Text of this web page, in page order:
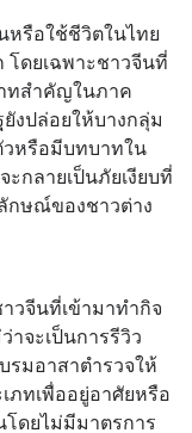
หรือใช้ชีวิตในไทย
ดยเฉพาะชาวจีนที่
ทสำคัญในภาค
งปล่อยให้บางกลุ่ม
หรือมีบทบาทใน
กลายเป็นภัยเงียบที่
กษณ์ของชาวต่าง
วจีนที่เข้ามาทำกิจ
จะเป็นการรีวิว
รมอาสาตำรวจให้
ภทเพื่ออยู่อาศัยหรือ
ดยไม่มีมาตรการ